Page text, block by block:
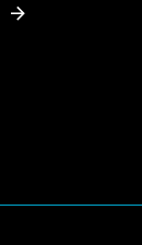
arrow_forward